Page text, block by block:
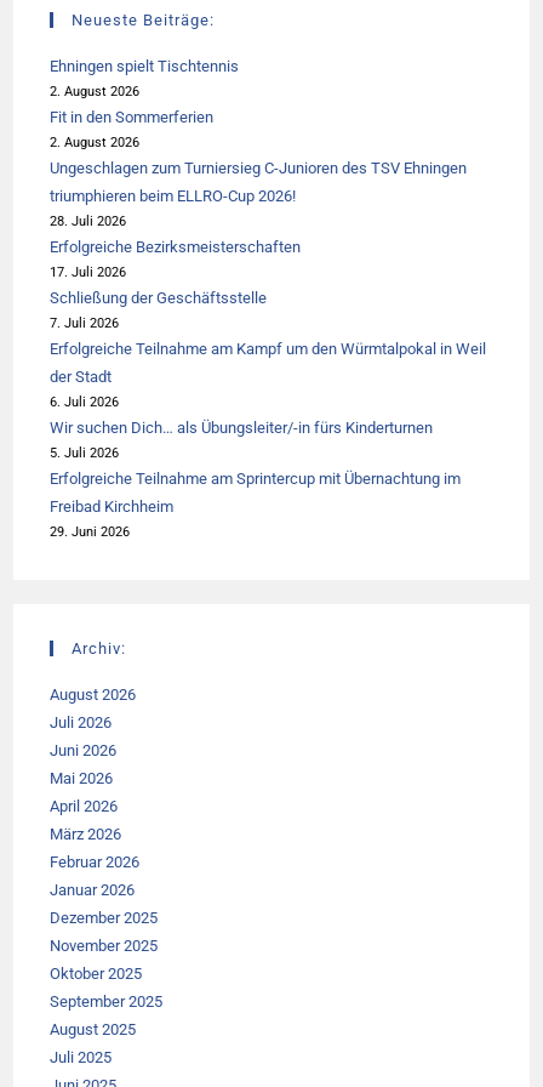
Neueste Beiträge:
Ehningen spielt Tischtennis
2. August 2026
Fit in den Sommerferien
2. August 2026
Ungeschlagen zum Turniersieg C-Junioren des TSV Ehningen
triumphieren beim ELLRO-Cup 2026!
28. Juli 2026
Erfolgreiche Bezirksmeisterschaften
17. Juli 2026
Schließung der Geschäftsstelle
7. Juli 2026
Erfolgreiche Teilnahme am Kampf um den Würmtalpokal in Weil
der Stadt
6. Juli 2026
Wir suchen Dich… als Übungsleiter/-in fürs Kinderturnen
5. Juli 2026
Erfolgreiche Teilnahme am Sprintercup mit Übernachtung im
Freibad Kirchheim
29. Juni 2026
Archiv:
August 2026
Juli 2026
Juni 2026
Mai 2026
April 2026
März 2026
Februar 2026
Januar 2026
Dezember 2025
November 2025
Oktober 2025
September 2025
August 2025
Juli 2025